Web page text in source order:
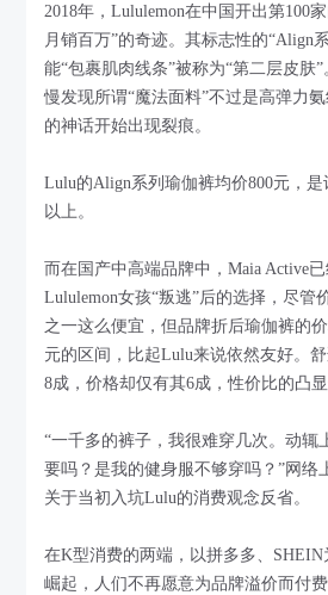
2018年，Lululemon在中国开出第100
月销百万”的奇迹。其标志性的“Align
能“包裹肌肉线条”被称为“第二层皮肤
慢发现所谓“魔法面料”不过是高弹力
的神话开始出现裂痕。
Lulu的Align系列瑜伽裤均价800元，
以上。
而在国产中高端品牌中，Maia Active
Lululemon女孩“叛逃”后的选择，尽管
之一这么便宜，但品牌折后瑜伽裤的
元的区间，比起Lulu来说依然友好。
8成，价格却仅有其6成，性价比的凸
“一千多的裤子，我很难穿几次。动辄
要吗？是我的健身服不够穿吗？”网络
关于当初入坑Lulu的消费观念反省。
在K型消费的两端，以拼多多、
崛起，人们不再愿意为品牌溢价而付